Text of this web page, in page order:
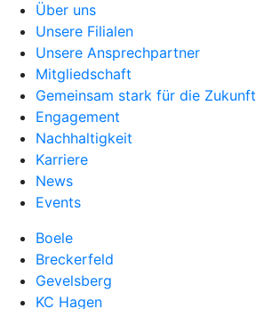
Über uns
Unsere Filialen
Unsere Ansprechpartner
Mitgliedschaft
Gemeinsam stark für die Zukunft
Engagement
Nachhaltigkeit
Karriere
News
Events
Boele
Breckerfeld
Gevelsberg
KC Hagen